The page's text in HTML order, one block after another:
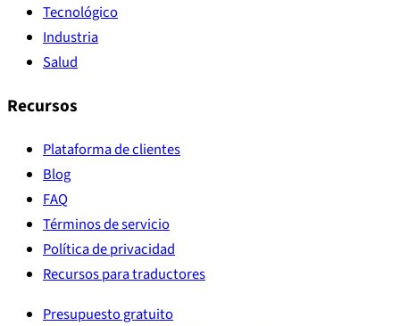
Tecnológico
Industria
Salud
Recursos
Plataforma de clientes
Blog
FAQ
Términos de servicio
Política de privacidad
Recursos para traductores
Presupuesto gratuito